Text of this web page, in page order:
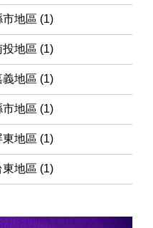
市地區 (1)
投地區 (1)
義地區 (1)
市地區 (1)
東地區 (1)
東地區 (1)